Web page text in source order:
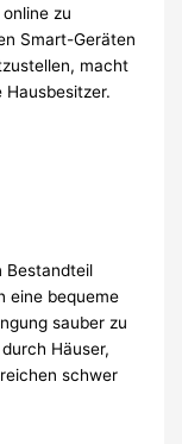
zu
Smart-Geräten
macht
Bestandteil
eine bequeme
sauber zu
Häuser,
schwer